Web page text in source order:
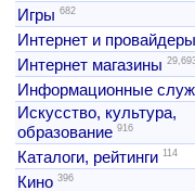
Игры 682
Интернет и провайдеры
Интернет магазины
Информационные
Искусство, культура,
образование 916
Каталоги, рейтинги 114
Кино 396